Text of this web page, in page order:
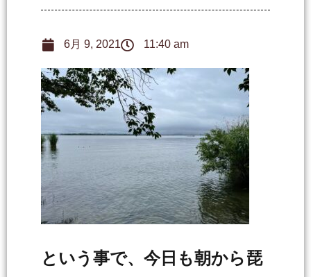
6月 9, 2021 11:40 am
という事で、今日も朝から琵